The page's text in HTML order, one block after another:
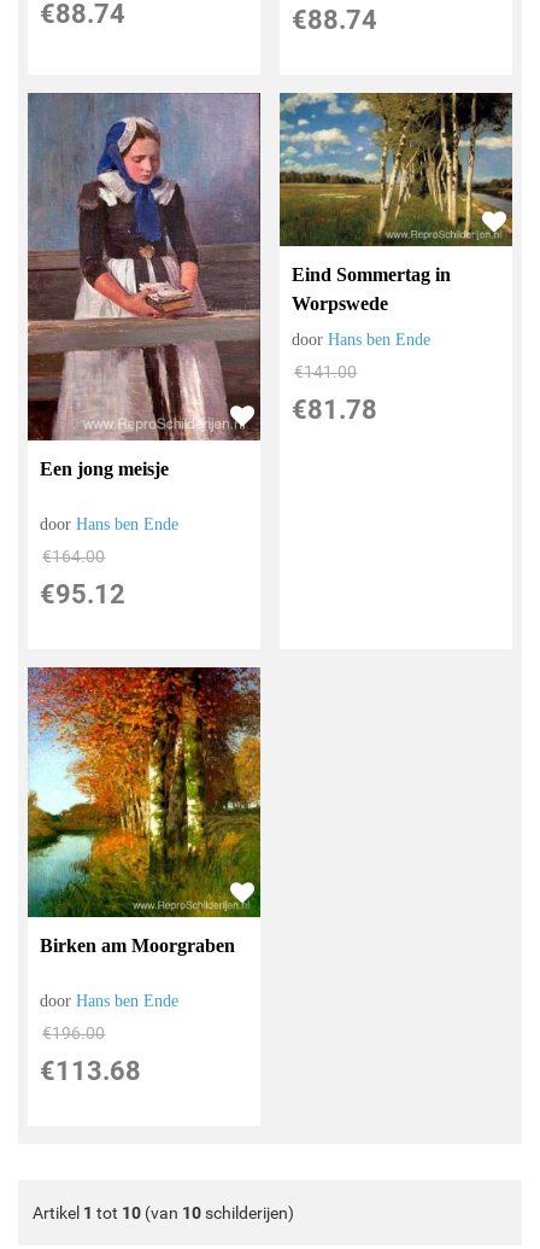
€88.74 €88.74
Een jong meisje
doorHans ben Ende
€164.00
€95.12
Eind Sommertag in
Worpswede
doorHans ben Ende
€141.00
€81.78
Birken am Moorgraben
doorHans ben Ende
€196.00
€113.68
Artikel 1 tot 10 (van 10schilderijen)